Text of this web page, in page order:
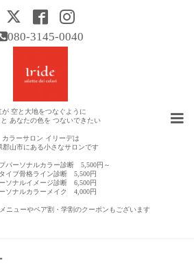
080-3145-0040
が 空と大地をつなぐように
あなたの色を つないできたい
カラーサロン イリーデは
郡山市にある小さなサロンです
パーソナルカラー診断 5,500円～
イプ骨格ライン診断 5,500円
ソナルイメージ診断 6,500円
ソナルカラーメイク 4,000円
ニューやペア割・学割のクーポンもございます